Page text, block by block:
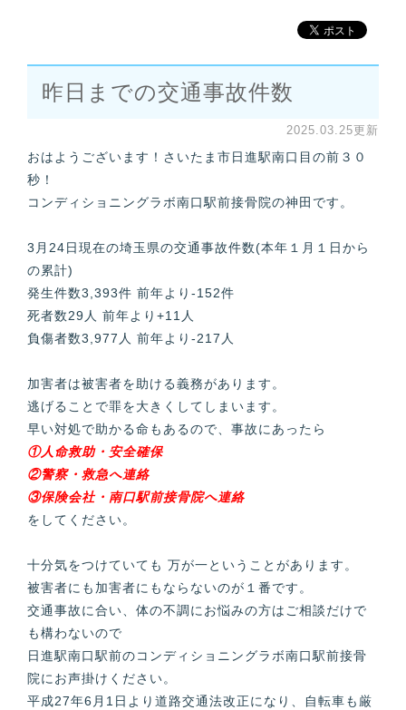
昨日までの交通事故件数
2025.03.25更新
おはようございます！さいたま市日進駅南口目の前３０
秒！
コンディショニングラボ南口駅前接骨院の神田です。
3月24日現在の埼玉県の交通事故件数(本年１月１日から
の累計)
発生件数3,393件 前年より-152件
死者数29人 前年より+11人
負傷者数3,977人 前年より-217人
加害者は被害者を助ける義務があります。
逃げることで罪を大きくしてしまいます。
早い対処で助かる命もあるので、事故にあったら
①人命救助・安全確保
②警察・救急へ連絡
③保険会社・南口駅前接骨院へ連絡
をしてください。
十分気をつけていても 万が一ということがあります。
被害者にも加害者にもならないのが１番です。
交通事故に合い、体の不調にお悩みの方はご相談だけで
も構わないので
日進駅南口駅前のコンディショニングラボ南口駅前接骨
院にお声掛けください。
平成27年6月1日より道路交通法改正になり、自転車も厳